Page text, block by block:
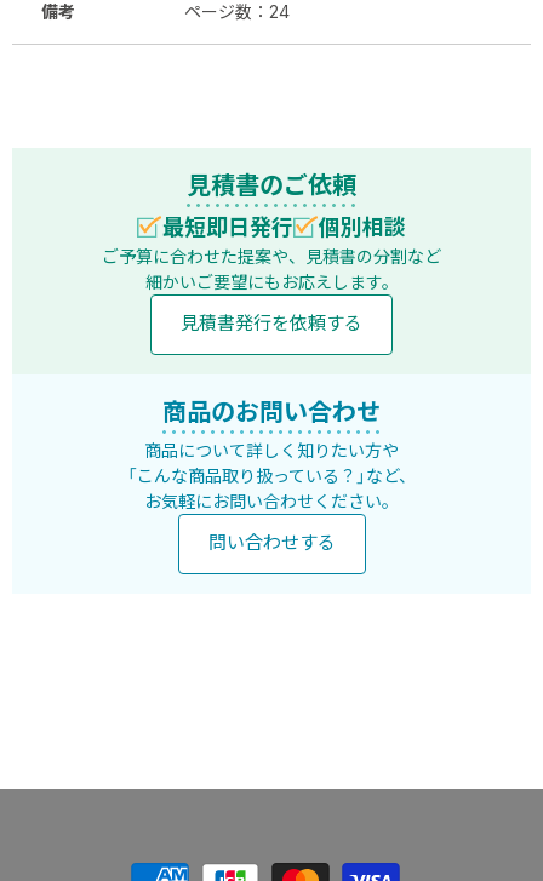
備考 ページ数：24
見積書のご依頼
最短即日発行 個別相談
ご予算に合わせた提案や、見積書の分割など
細かいご要望にもお応えします。
見積書発行を依頼する
商品のお問い合わせ
商品について詳しく知りたい方や
「こんな商品取り扱っている？」など、
お気軽にお問い合わせください。
問い合わせする